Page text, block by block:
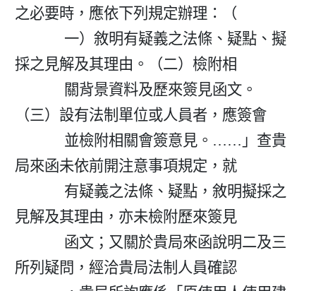
之必要時，應依下列規定辦理：（
採之見解及其理由。（二）檢附相
（三）設有法制單位或人員者，應簽會
局來函未依前開注意事項規定，就
見解及其理由，亦未檢附歷來簽見
所列疑問，經洽貴局法制人員確認